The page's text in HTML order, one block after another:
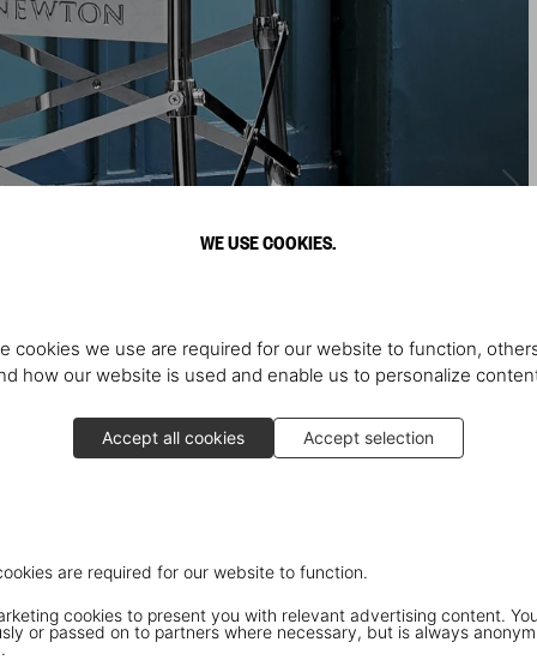
WE USE COOKIES.
cookies we use are required for our website to function,
how our website is used and enable us to personalize
Accept all cookies Accept selection
are required for our website to function.
cookies to present you with relevant advertising content.
or passed on to partners where necessary, but is always